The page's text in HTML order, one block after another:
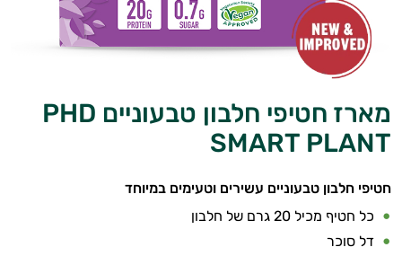
גיינר
לעלייה
קריאטין
רטבים
מארז חטיפי חלבון טבעוניים PHD
SMART PLANT
חטיפי חלבון טבעוניים עשירים וטעימים במיוחד
כל חטיף מכיל 20 גרם של חלבון
דל סוכר